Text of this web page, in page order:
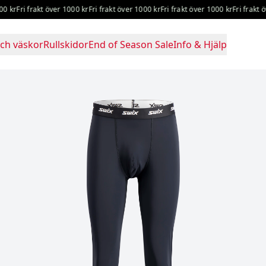
Fri frakt över 1000 krFri frakt över 1000 krFri frakt över 1000 krFri frakt över
väskorRullskidorEnd of Season SaleInfo & Hjälp